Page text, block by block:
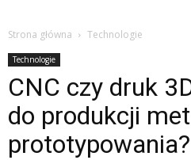
Strona główna Technologie
Technologie
CNC czy druk
do produkcji
prototypowania?